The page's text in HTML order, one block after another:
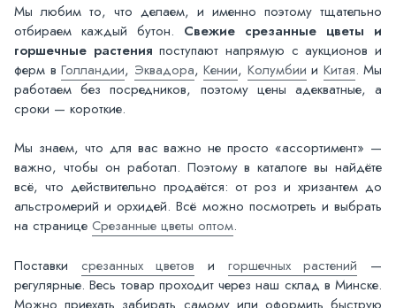
Мы любим то, что делаем, и именно поэтому тщательно
отбираем каждый бутон. Свежие срезанные цветы и
горшечные растения поступают напрямую с аукционов и
ферм в Голландии, Эквадора, Кении, Колумбии и Китая. Мы
работаем без посредников, поэтому цены адекватные, а
сроки — короткие.
Мы знаем, что для вас важно не просто «ассортимент» —
важно, чтобы он работал. Поэтому в каталоге вы найдёте
всё, что действительно продаётся: от роз и хризантем до
альстромерий и орхидей. Всё можно посмотреть и выбрать
на странице Срезанные цветы оптом.
Поставки срезанных цветов и горшечных растений —
регулярные. Весь товар проходит через наш склад в Минске.
Можно приехать забирать самому или оформить быструю